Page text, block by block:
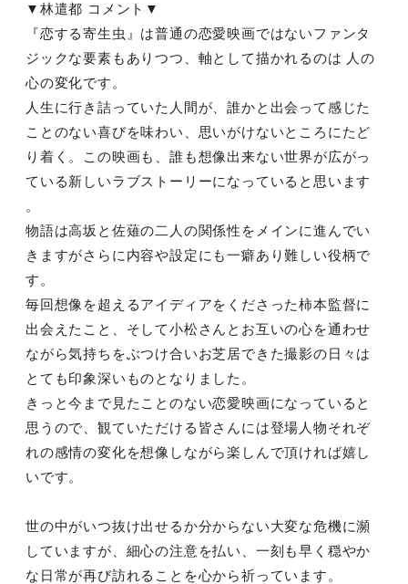
▼林遣都 コメント▼
『恋する寄生虫』は普通の恋愛映画ではないファンタ
ジックな要素もありつつ、軸として描かれるのは 人の
心の変化です。
人生に行き詰っていた人間が、誰かと出会って感じた
ことのない喜びを味わい、思いがけないところにたど
り着く。この映画も、誰も想像出来ない世界が広がっ
ている新しいラブストーリーになっていると思います
。
物語は高坂と佐薙の二人の関係性をメインに進んでい
きますがさらに内容や設定にも一癖あり難しい役柄で
す。
毎回想像を超えるアイディアをくださった柿本監督に
出会えたこと、そして小松さんとお互いの心を通わせ
ながら気持ちをぶつけ合いお芝居できた撮影の日々は
とても印象深いものとなりました。
きっと今まで見たことのない恋愛映画になっていると
思うので、観ていただける皆さんには登場人物それぞ
れの感情の変化を想像しながら楽しんで頂ければ嬉し
いです。
世の中がいつ抜け出せるか分からない大変な危機に瀕
していますが、細心の注意を払い、一刻も早く穏やか
な日常が再び訪れることを心から祈っています。